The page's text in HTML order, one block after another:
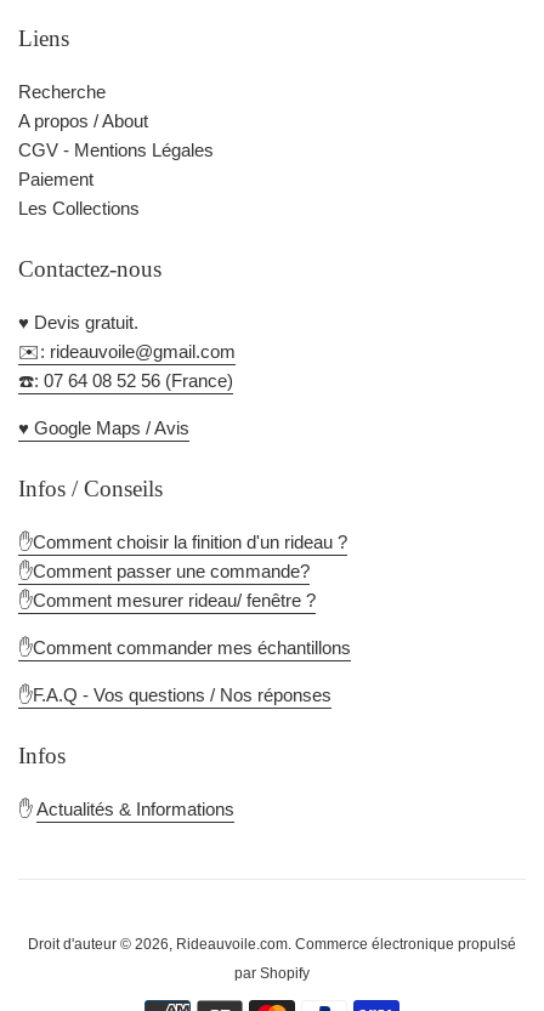
Liens
Recherche
A propos / About
CGV - Mentions Légales
Paiement
Les Collections
Contactez-nous
♥️ Devis gratuit.
✉️: rideauvoile@gmail.com
☎️: 07 64 08 52 56 (France)
♥️ Google Maps / Avis
Infos / Conseils
✋Comment choisir la finition d'un rideau ?
✋Comment passer une commande?
✋Comment mesurer rideau/ fenêtre ?
✋Comment commander mes échantillons
✋F.A.Q - Vos questions / Nos réponses
Infos
✋Actualités & Informations
Droit d'auteur © 2026, Rideauvoile.com. Commerce électronique propulsé
par Shopify